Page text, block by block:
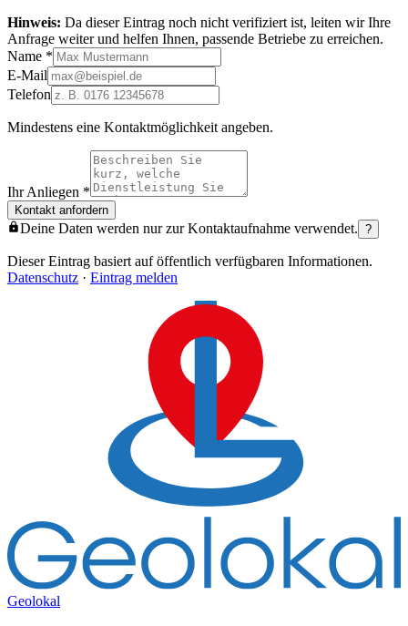
Hinweis: Da dieser Eintrag noch nicht verifiziert ist, leiten wir Ihre
Anfrage weiter und helfen Ihnen, passende Betriebe zu erreichen.
Name *
E-Mail
Telefon
Mindestens eine Kontaktmöglichkeit angeben.
Ihr Anliegen *
Kontakt anfordern
Deine Daten werden nur zur Kontaktaufnahme verwendet. ?
Dieser Eintrag basiert auf öffentlich verfügbaren Informationen.
Datenschutz · Eintrag melden
Geolokal